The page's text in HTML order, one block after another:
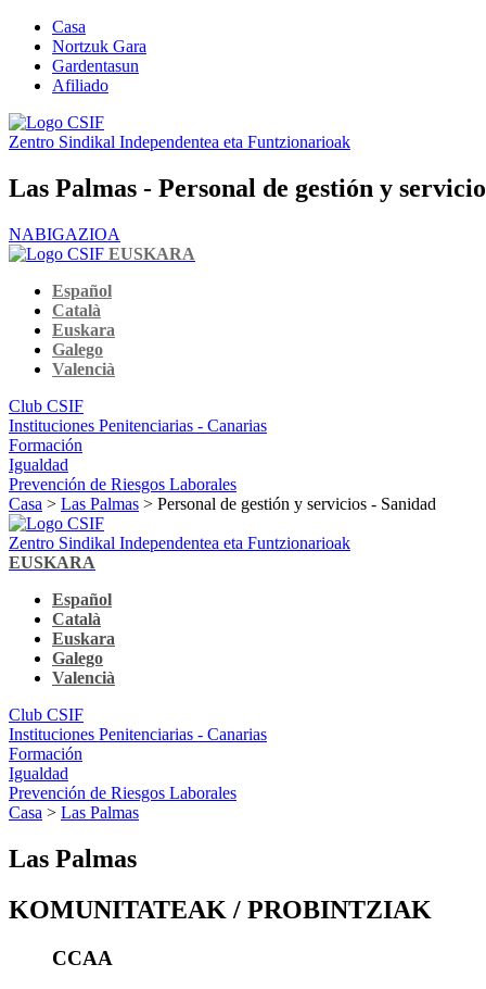
Casa
Nortzuk Gara
Gardentasun
Afiliado
Zentro Sindikal Independentea eta Funtzionarioak
Las Palmas - Personal de gestión y
NABIGAZIOA
EUSKARA
Español
Català
Euskara
Galego
Valencià
Club CSIF
Instituciones Penitenciarias - Canarias
Formación
Igualdad
Prevención de Riesgos Laborales
Casa > Las Palmas > Personal de gestión y servicios - Sanidad
Zentro Sindikal Independentea eta Funtzionarioak
EUSKARA
Español
Català
Euskara
Galego
Valencià
Club CSIF
Instituciones Penitenciarias - Canarias
Formación
Igualdad
Prevención de Riesgos Laborales
Casa > Las Palmas
Las Palmas
KOMUNITATEAK / PROBINTZIAK
CCAA